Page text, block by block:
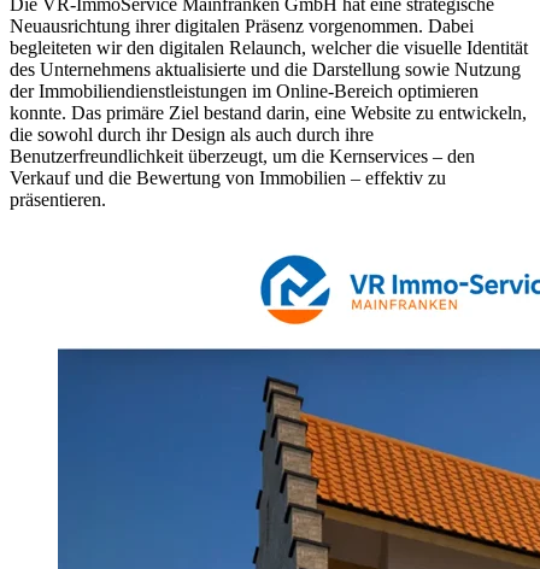
Die VR-ImmoService Mainfranken GmbH hat eine strategische
Neuausrichtung ihrer digitalen Präsenz vorgenommen. Dabei
begleiteten wir den digitalen Relaunch, welcher die visuelle Identität
des Unternehmens aktualisierte und die Darstellung sowie Nutzung
der Immobiliendienstleistungen im Online-Bereich optimieren
konnte. Das primäre Ziel bestand darin, eine Website zu entwickeln,
die sowohl durch ihr Design als auch durch ihre
Benutzerfreundlichkeit überzeugt, um die Kernservices – den
Verkauf und die Bewertung von Immobilien – effektiv zu
präsentieren.